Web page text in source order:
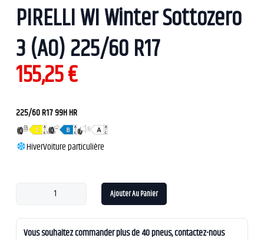
PIRELLI WI Winter Sottozero
3 (AO) 225/60 R17
155,25€
225/60 R17 99H HR
HiverVoiture particulière
Ajouter Au Panier
Vous souhaitez commander plus de 40 pneus, contactez-nous